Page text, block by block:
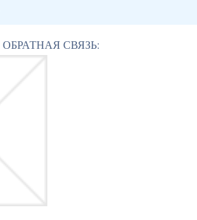
ОБРАТНАЯ СВЯЗЬ: